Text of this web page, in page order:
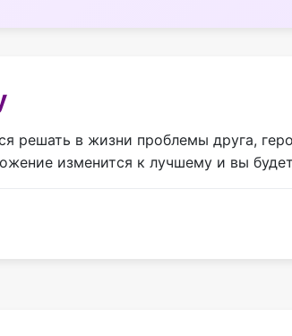
решать в жизни проблемы друга,
изменится к лучшему и вы